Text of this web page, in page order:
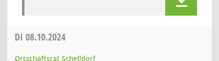
DI 08.10.2024
Ortschaftsrat Schelldorf